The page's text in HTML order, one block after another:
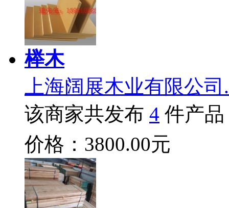
榉木
上海阔展木业有限公司
该商家共发布 4 件产品
价格：3800.00元